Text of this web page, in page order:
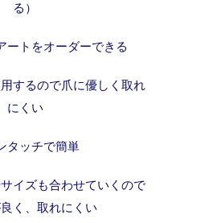
る）
ートをオーダーできる
するので爪に優しく取れ
にくい
タッチで簡単
イズも合わせていくので
く、取れにくい